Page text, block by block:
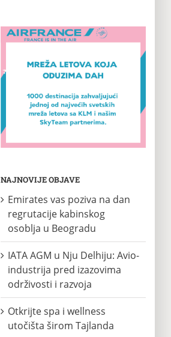
NAJNOVIJE OBJAVE
Emirates vas poziva na dan
regrutacije kabinskog
osoblja u Beogradu
IATA AGM u Nju Delhiju: Avio-
industrija pred izazovima
održivosti i razvoja
Otkrijte spa i wellness
utočišta širom Tajlanda